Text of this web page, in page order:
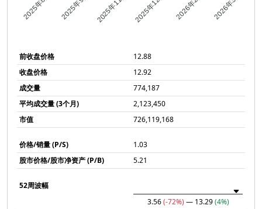
2025年11月 2025年12月
前收盘价格
12.88
收盘价格
12.92
成交量
774,187
平均成交量 (3个月)
2,123,450
市值
726,119,168
价格/销量 (P/S)
1.03
股市价格/股市净资产 (P/B)
5.21
52周波幅
3.56(-72%) — 13.29(4%)